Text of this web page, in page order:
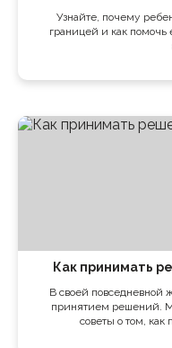
Узнайте, почему
границей и как помочь
Как принимать
В своей повседневной
принятием решений.
советы о том,